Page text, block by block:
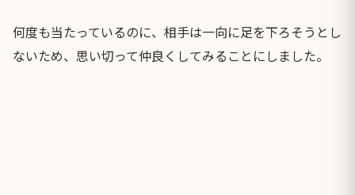
何度も当たっているのに、相手は一向に足を下ろそうとし
ないため、思い切って仲良くしてみることにしました。